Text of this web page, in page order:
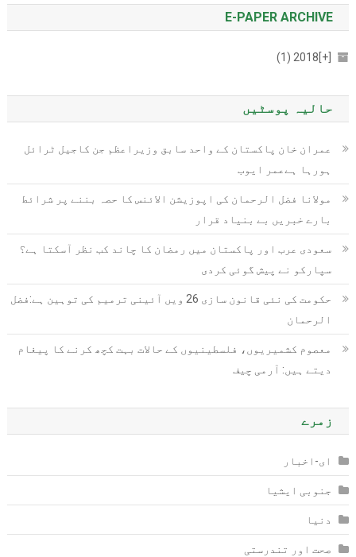
E-PAPER ARCHIVE
[+]
2018 (1)
حالیہ پوسٹیں
عمران خان پاکستان کے واحد سابق وزیراعظم جن کاجیل ٹرائل
ہورہا ہےعمر ایوب
مولانا فضل الرحمان کی اپوزیشن الائنس کا حصہ بننے پر شرائط
بارے خبریں بے بنیاد قرار
سعودی عرب اور پاکستان میں رمضان کا چاند کب نظر آسکتا ہے؟
سپارکو نے پیش گوئی کردی
حکومت کی نئی قانون سازی 26 ویں آئینی ترمیم کی توہین ہے:فضل
الرحمان
معصوم کشمیریوں، فلسطینیوں کے حالات بہت کچھ کرنے کا پیغام
دیتے ہیں: آرمی چیف
زمرے
ای-اخبار
جنوبی ایشیا
دنیا
صحت اور تندرستی